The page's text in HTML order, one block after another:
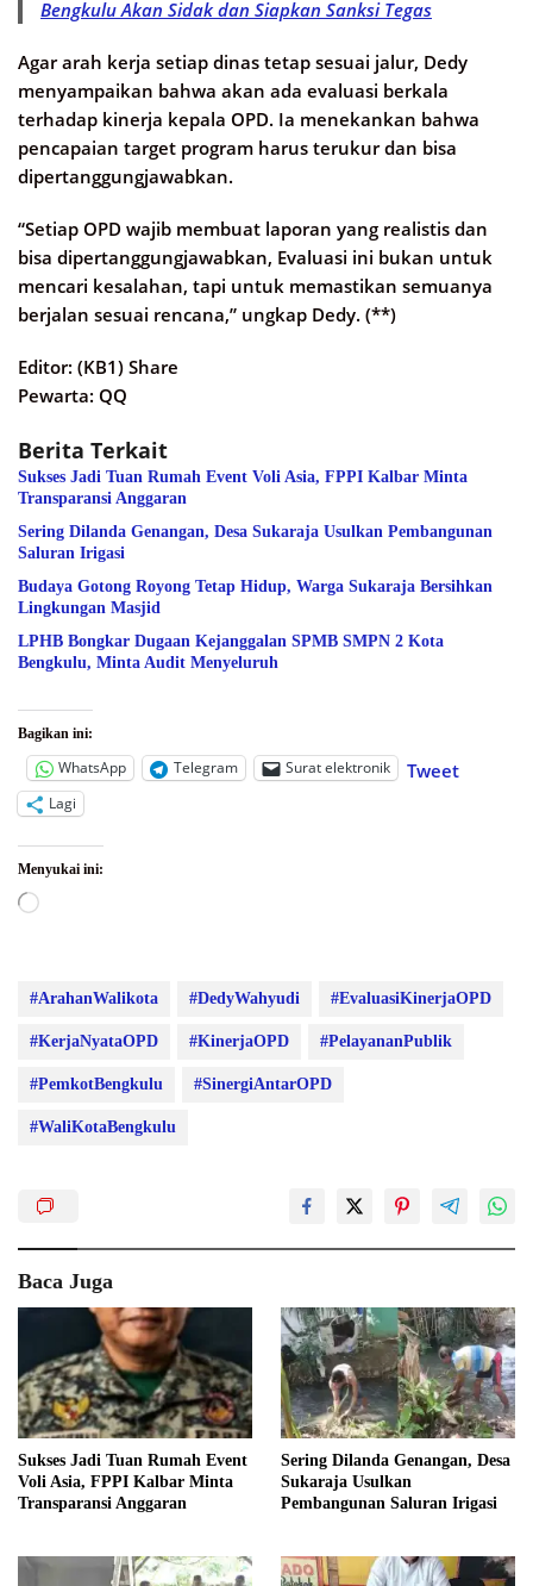
Bengkulu Akan Sidak dan Siapkan Sanksi Tegas
Agar arah kerja setiap dinas tetap sesuai jalur, Dedy
menyampaikan bahwa akan ada evaluasi berkala
terhadap kinerja kepala OPD. Ia menekankan bahwa
pencapaian target program harus terukur dan bisa
dipertanggungjawabkan.
“Setiap OPD wajib membuat laporan yang realistis dan
bisa dipertanggungjawabkan, Evaluasi ini bukan untuk
mencari kesalahan, tapi untuk memastikan semuanya
berjalan sesuai rencana,” ungkap Dedy. (**)
Editor: (KB1) Share
Pewarta: QQ
Berita Terkait
Sukses Jadi Tuan Rumah Event Voli Asia, FPPI Kalbar Minta
Transparansi Anggaran
Sering Dilanda Genangan, Desa Sukaraja Usulkan Pembangunan
Saluran Irigasi
Budaya Gotong Royong Tetap Hidup, Warga Sukaraja Bersihkan
Lingkungan Masjid
LPHB Bongkar Dugaan Kejanggalan SPMB SMPN 2 Kota
Bengkulu, Minta Audit Menyeluruh
Bagikan ini:
WhatsApp Telegram Surat elektronik Tweet
Lagi
Menyukai ini:
Memuat...
#ArahanWalikota #DedyWahyudi #EvaluasiKinerjaOPD
#KerjaNyataOPD #KinerjaOPD #PelayananPublik
#PemkotBengkulu #SinergiAntarOPD
#WaliKotaBengkulu
Baca Juga
Sukses Jadi Tuan Rumah Event
Voli Asia, FPPI Kalbar Minta
Transparansi Anggaran
Sering Dilanda Genangan, Desa
Sukaraja Usulkan
Pembangunan Saluran Irigasi